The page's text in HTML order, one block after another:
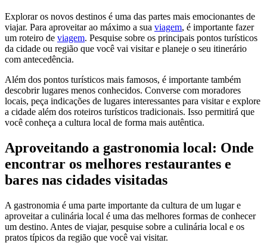
Explorar os novos destinos é uma das partes mais emocionantes de
viajar. Para aproveitar ao máximo a sua viagem, é importante fazer
um roteiro de viagem. Pesquise sobre os principais pontos turísticos
da cidade ou região que você vai visitar e planeje o seu itinerário
com antecedência.
Além dos pontos turísticos mais famosos, é importante também
descobrir lugares menos conhecidos. Converse com moradores
locais, peça indicações de lugares interessantes para visitar e explore
a cidade além dos roteiros turísticos tradicionais. Isso permitirá que
você conheça a cultura local de forma mais autêntica.
Aproveitando a gastronomia local: Onde
encontrar os melhores restaurantes e
bares nas cidades visitadas
A gastronomia é uma parte importante da cultura de um lugar e
aproveitar a culinária local é uma das melhores formas de conhecer
um destino. Antes de viajar, pesquise sobre a culinária local e os
pratos típicos da região que você vai visitar.